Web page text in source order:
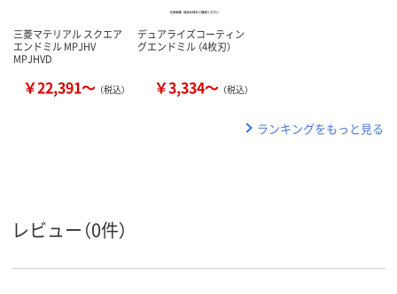
三菱マテリアル スクエア
エンドミル MPJHV
MPJHVD
￥22,391～ （税込）
デュアライズコーティン
グエンドミル （4枚刃）
￥3,334～ （税込）
ランキングをもっと見る
レビュー（0件）